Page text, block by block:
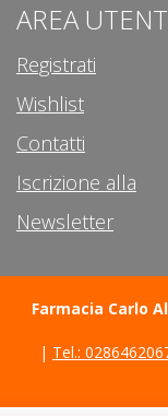
AREA
Registrati
Wishlist
Contatti
Iscrizione alla
Newsletter
Farmacia Carlo
| Tel.: